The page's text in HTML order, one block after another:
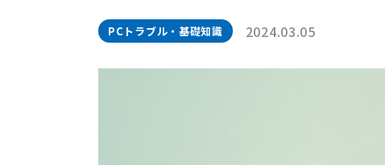
PCトラブル・基礎知識 2024.03.05